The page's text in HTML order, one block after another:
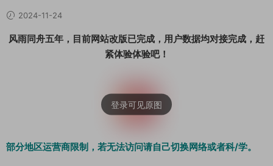
2024-11-24
风雨同舟五年，目前网站改版已完成，用户数据均对接完成，赶
紧体验体验吧！
部分地区运营商限制，若无法访问请自己切换网络或者科/学。